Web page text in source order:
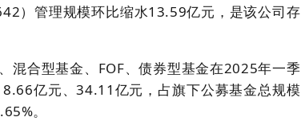
）管理规模环比缩水13.59亿元，是该公司存
混合型基金、FOF、债券型基金在2025年一季
亿元、34.11亿元，占旗下公募基金总规模
。